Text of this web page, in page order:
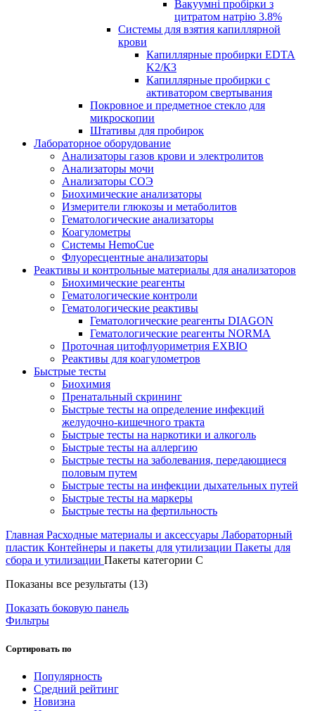
Вакуумні пробірки з
цитратом натрію 3.8%
Системы для взятия капиллярной
крови
Капиллярные пробирки EDTA
K2/К3
Капиллярные пробирки с
активатором свертывания
Покровное и предметное стекло для
микроскопии
Штативы для пробирок
Лабораторное оборудование
Анализаторы газов крови и электролитов
Анализаторы мочи
Анализаторы СОЭ
Биохимические анализаторы
Измерители глюкозы и метаболитов
Гематологические анализаторы
Коагулометры
Системы HemoCue
Флуоресцентные анализаторы
Реактивы и контрольные материалы для анализаторов
Биохимические реагенты
Гематологические контроли
Гематологические реактивы
Гематологические реагенты DIAGON
Гематологические реагенты NORMA
Проточная цитофлуориметрия EXBIO
Реактивы для коагулометров
Быстрые тесты
Биохимия
Пренатальный скрининг
Быстрые тесты на определение инфекций
желудочно-кишечного тракта
Быстрые тесты на наркотики и алкоголь
Быстрые тесты на аллергию
Быстрые тесты на заболевания, передающиеся
половым путем
Быстрые тесты на инфекции дыхательных путей
Быстрые тесты на маркеры
Быстрые тесты на фертильность
Главная Расходные материалы и аксессуары Лабораторный
пластик Контейнеры и пакеты для утилизации Пакеты для
сбора и утилизации Пакеты категории C
Показаны все результаты (13)Цены:
Показать боковую панель
Фильтры
Сортировать по
Популярность
Средний рейтинг
Новизна